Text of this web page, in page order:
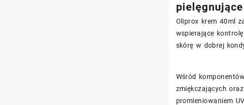
pielęgnujące
Oliprox krem 40ml
wspierające
skórę w dobrej
Wśród
zmiękczających
promieniowaniem